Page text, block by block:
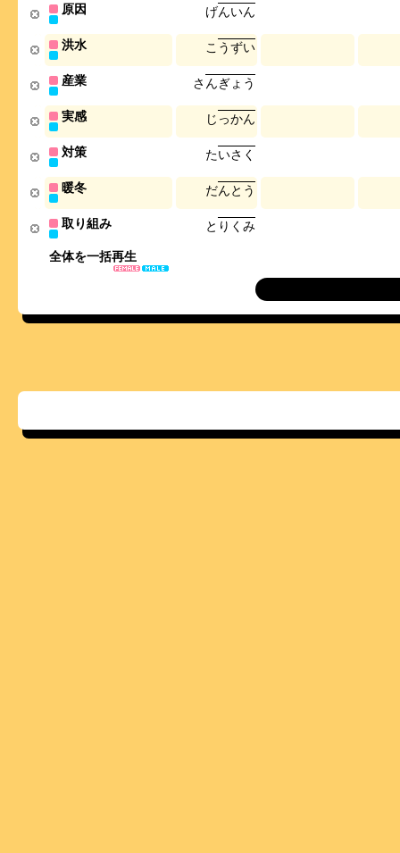
全体を一括再生
原因 げんいん
洪水 こ うずい
産業 さ んぎ ょ う
実感 じ っかん
対策 たいさ く
暖冬 だんと う
取り組み と り く み